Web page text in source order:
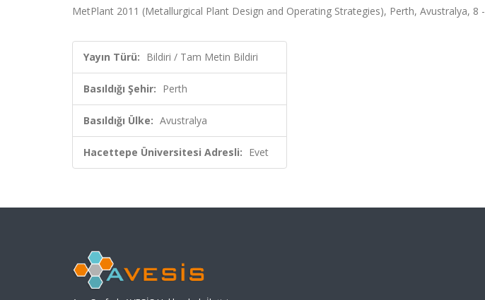
MetPlant 2011 (Metallurgical Plant Design and Operating Strategies), Perth, Avustralya,
Yayın Türü: Bildiri / Tam Metin Bildiri
Basıldığı Şehir: Perth
Basıldığı Ülke: Avustralya
Hacettepe Üniversitesi Adresli: Evet